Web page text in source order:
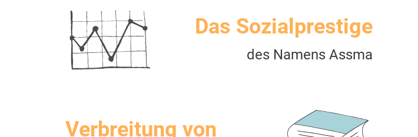
Das Sozialprestige
des Namens Assma
Verbreitung von